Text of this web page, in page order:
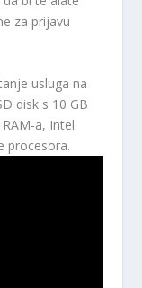
za prijavu
usluga na
disk s 10 GB
a, Intel
procesora.